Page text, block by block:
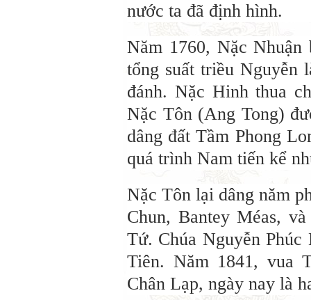
nước ta đã định hình.
Năm 1760, Nặc
tổng suất triều Nguyễn
đánh. Nặc Hinh thua
Nặc Tôn (Ang Tong)
dâng đất Tầm Phong
quá trình Nam tiến kể
Nặc Tôn lại dâng năm
Chun, Bantey Méas,
Tứ. Chúa Nguyễn
Tiên. Năm 1841, vua
Chân Lạp, ngày nay là